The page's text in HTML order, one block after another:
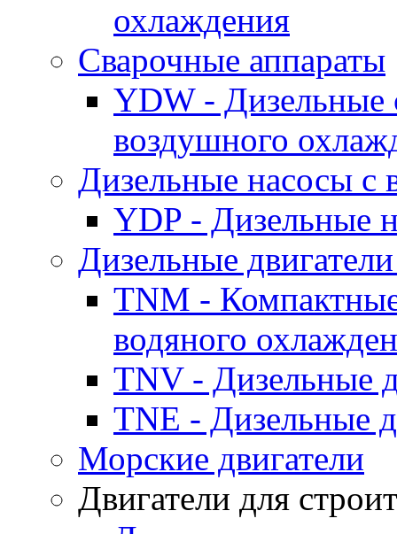
охлаждения
Cварочные аппараты
YDW - Дизельные
воздушного
Дизельные насосы
YDP - Дизельные
Дизельные
TNM -
водяного
TNV - Дизельные
TNE - Дизельные
Морские двигатели
Двигатели для